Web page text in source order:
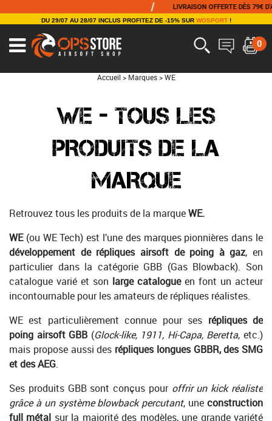
LIVRAISON OFFERTE DÈS 79€ D'ACHAT /
DU 29/07 AU 28/07 INCLUS PROFITEZ DE -15% SUR WOSPORT!
0
Accueil > Marques > WE
WE - TOUS LES
PRODUITS DE LA
MARQUE
Retrouvez tous les produits de la marqueWE.
WE (ou WE Tech) est l’une des marques pionnières dans le
développement de répliques airsoft de poing à gaz, en
particulier dans la catégorie GBB (Gas Blowback). Son
catalogue varié et son large catalogueen font un acteur
incontournable pour les amateurs de répliques réalistes.
WE est particulièrement connue pour ses répliques de
poing airsoft GBB (Glock-like, 1911, Hi-Capa, Beretta, etc.)
mais propose aussi des répliques longues GBBR, des SMG
et des AEG.
Ses produits GBB sont conçus pour offrir un kick réaliste
grâce à un système blowback percutant, uneconstruction
full métal sur la majorité des modèles, une grande variété